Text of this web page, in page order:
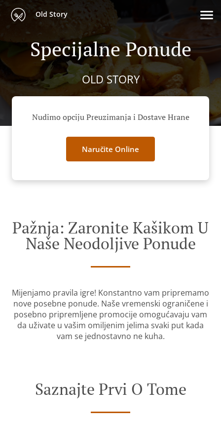
Old Story
Specijalne Ponude
OLD STORY
Nudimo opciju Preuzimanja i Dostave Hrane
Naručite Online
Pažnja: Zaronite Kašikom U
Naše Neodoljive Ponude
Mijenjamo pravila igre! Konstantno vam pripremamo
nove posebne ponude. Naše vremenski ograničene i
posebno pripremljene promocije omogućavaju vam
da uživate u vašim omiljenim jelima svaki put kada
vam se jednostavno ne kuha.
Saznajte Prvi O Tome